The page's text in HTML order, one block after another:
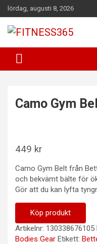
Hoppa
till
innehåll
lördag, augusti 8, 2026
FITNESS365
Camo Gym
449 kr
Camo Gym Belt från
och bekvämt bälte för
Gör att du kan lyfta
Köp produkt
Artikelnr: 130338676105
Bodies Gear Etikett: